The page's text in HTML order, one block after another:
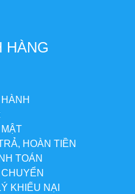
HÀNG
HOÀN TIỀN
TOÁN
KHIẾU NẠI